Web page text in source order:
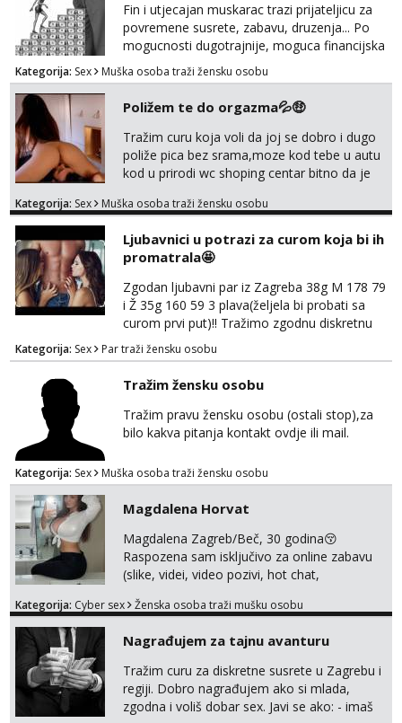
Fin i utjecajan muskarac trazi prijateljicu za
povremene susrete, zabavu, druzenja... Po
mogucnosti dugotrajnije, moguca financijska
potpora!
Kategorija: Sex Muška osoba traži žensku osobu
Poližem te do orgazma💦🤑
Tražim curu koja voli da joj se dobro i dugo
poliže pica bez srama,moze kod tebe u autu
kod u prirodi wc shoping centar bitno da je
jer nisam solo. Zgodan sam i diskretan,sliku
za brz dogovor Kontakt 0958759047
Kategorija: Sex Muška osoba traži žensku osobu
Ljubavnici u potrazi za curom koja bi ih
promatrala🤩
Zgodan ljubavni par iz Zagreba 38g M 178 79
i Ž 35g 160 59 3 plava(željela bi probati sa
curom prvi put)!! Tražimo zgodnu diskretnu
curu koja bi nas promatrala dok imamo
žestok odnos. Može se pridruziti ali i ne
mora.Bitno da uzivamo diskretno anonimno
bez upoznavanja puno.Sliku mozemo
razmjeniti,ali najbolje uzivo se upoznati. Na
goo smo do 15.8 poslije tog mozemo se
Kategorija: Sex Par traži žensku osobu
Tražim žensku osobu
Tražim pravu žensku osobu (ostali stop),za
bilo kakva pitanja kontakt ovdje ili mail.
Kategorija: Sex Muška osoba traži žensku osobu
Magdalena Horvat
Magdalena Zagreb/Beč, 30 godina😚
Raspozena sam isključivo za online zabavu
(slike, videi, video pozivi, hot chat,
oglasu su MOJE❗ Instagram:
TELEGRAM: @MagdalenaMagy 👈
(ODGOVARAM JAKO BRZO TU I TU PISITE
AKO STE ZA ZABAVU)🔥 Moguće
verifkovanje prije zabave✅ JAVI MI SE I
ISPUNI SVOJE NAJVECE FANTAZIJE😈 CEKA...
Kategorija: Cyber sex Ženska osoba traži mušku osobu
Nagrađujem za tajnu avanturu
Tražim curu za diskretne susrete u Zagrebu i
regiji. Dobro nagrađujem ako si mlada,
zgodna i voliš dobar sex. Javi se ako: - imaš